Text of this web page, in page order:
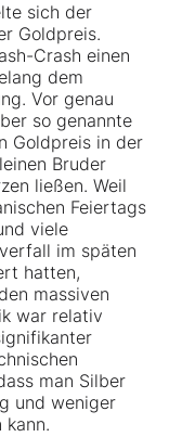
sich der
Goldpreis.
Crash einen
dem
Vor genau
so genannte
Goldpreis in der
Bruder
ließen. Weil
Feiertags
viele
im späten
hatten,
massiven
war relativ
man Silber
und weniger
kann.